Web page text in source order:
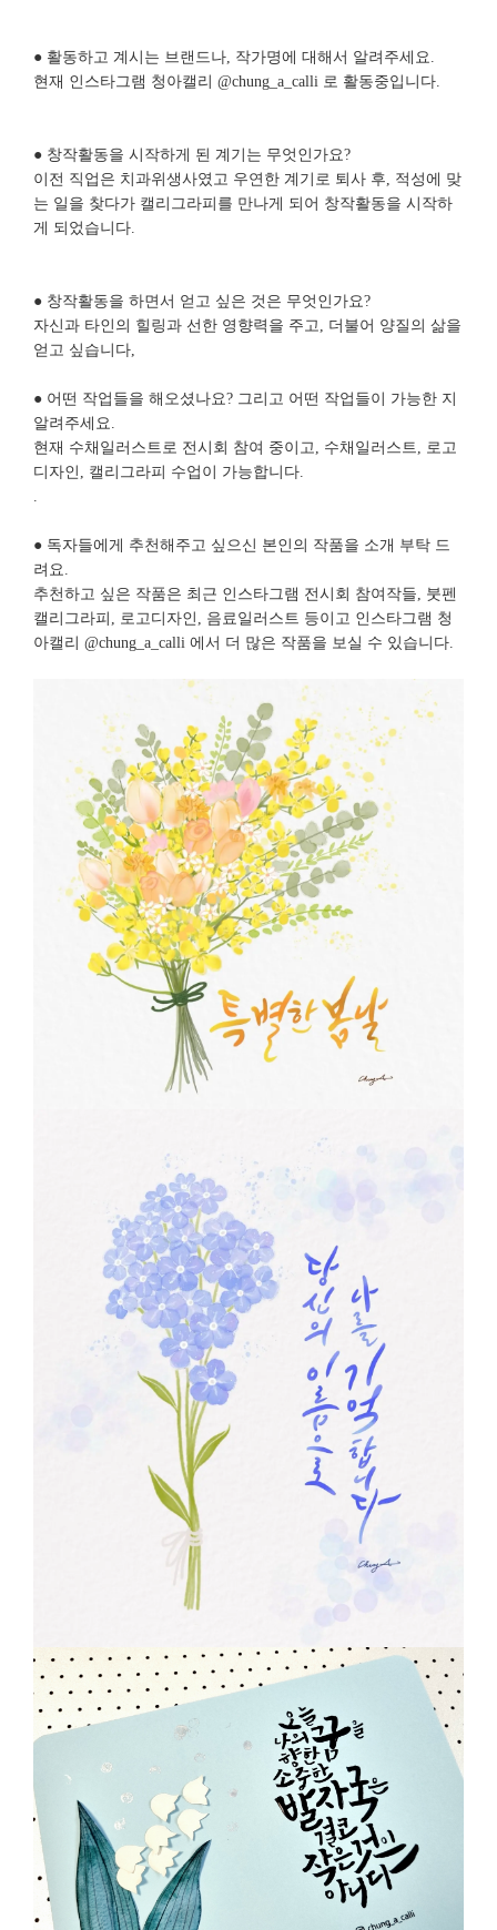
● 활동하고 계시는 브랜드나, 작가명에 대해서 알려주세요.
현재 인스타그램 청아캘리 @chung_a_calli 로 활동중입니다.
● 창작활동을 시작하게 된 계기는 무엇인가요?
이전 직업은 치과위생사였고 우연한 계기로 퇴사 후, 적성에 맞
는 일을 찾다가 캘리그라피를 만나게 되어 창작활동을 시작하
게 되었습니다.
● 창작활동을 하면서 얻고 싶은 것은 무엇인가요?
자신과 타인의 힐링과 선한 영향력을 주고, 더불어 양질의 삶을
얻고 싶습니다,
● 어떤 작업들을 해오셨나요? 그리고 어떤 작업들이 가능한 지
알려주세요.
현재 수채일러스트로 전시회 참여 중이고, 수채일러스트, 로고
디자인, 캘리그라피 수업이 가능합니다.
.
● 독자들에게 추천해주고 싶으신 본인의 작품을 소개 부탁 드
려요.
추천하고 싶은 작품은 최근 인스타그램 전시회 참여작들, 붓펜
캘리그라피, 로고디자인, 음료일러스트 등이고 인스타그램 청
아캘리 @chung_a_calli 에서 더 많은 작품을 보실 수 있습니다.